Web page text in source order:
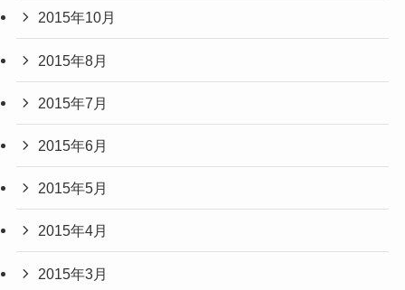
2015年10月
2015年8月
2015年7月
2015年6月
2015年5月
2015年4月
2015年3月